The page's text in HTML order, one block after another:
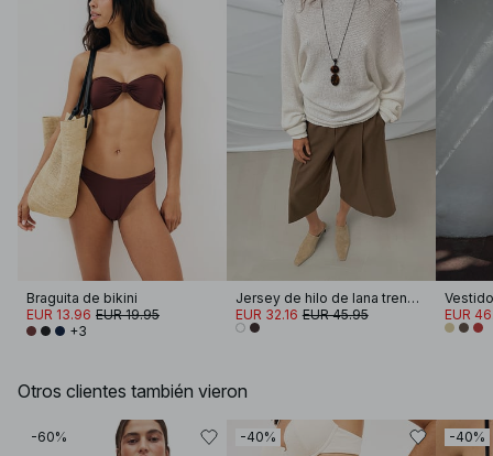
Braguita de bikini
EUR 13.96 EUR 19.95
+3
Jersey de hilo de lana trenzada
EUR 32.16 EUR 45.95 EUR
Otros clientes también vieron
-60% -40% -40%